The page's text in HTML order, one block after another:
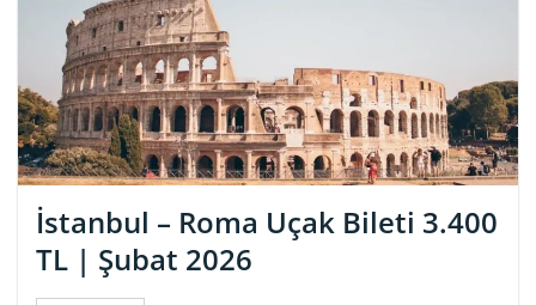
İstanbul – Roma Uçak Bileti 3.400
TL | Şubat 2026